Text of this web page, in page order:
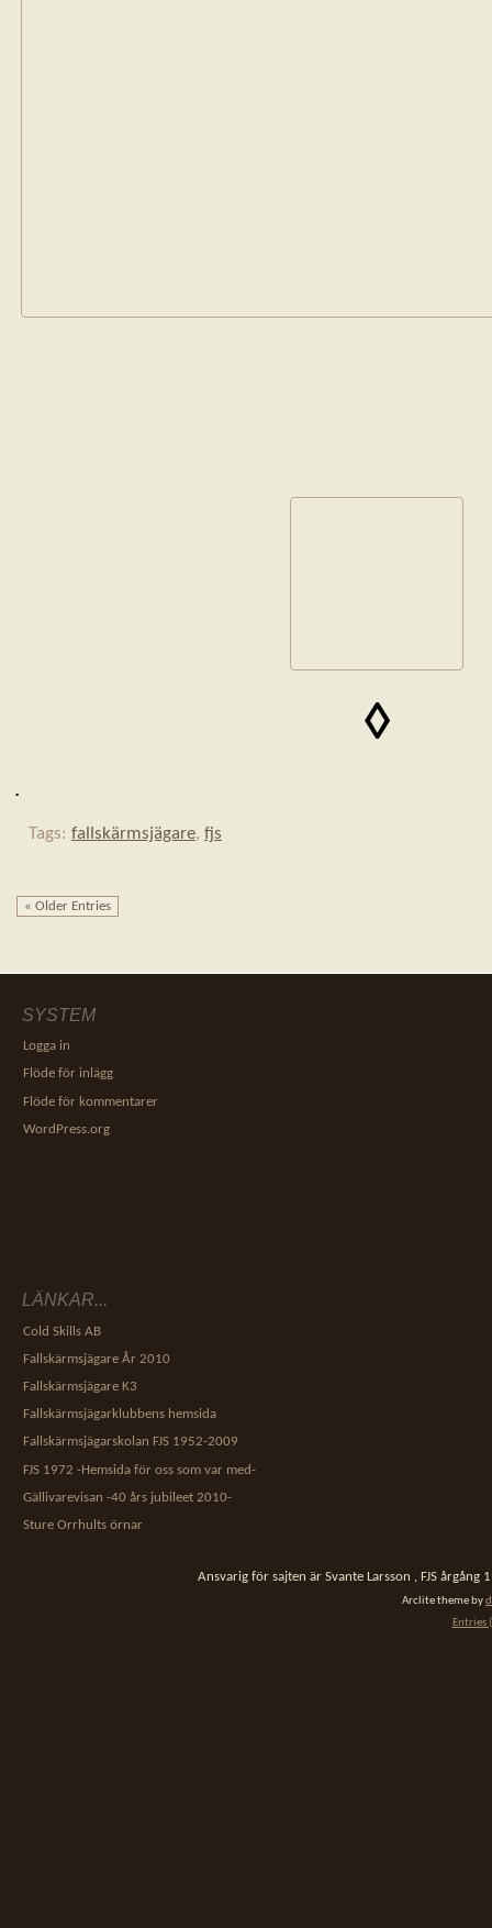
◊
.
Tags: fallskärmsjägare, fjs
« Older Entries
SYSTEM
Logga in
Flöde för inlägg
Flöde för kommentarer
WordPress.org
LÄNKAR...
Cold Skills AB
Fallskärmsjägare År 2010
Fallskärmsjägare K3
Fallskärmsjägarklubbens hemsida
Fallskärmsjägarskolan FJS 1952-2009
FJS 1972 -Hemsida för oss som var med-
Gällivarevisan -40 års jubileet 2010-
Sture Orrhults örnar
Ansvarig för sajten är Svante Larsson , FJS
Arclite theme by
Entries